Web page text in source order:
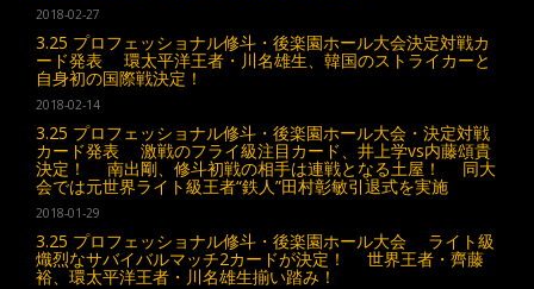
2018-02-27
3.25 プロフェッショナル修斗・後楽園ホール大会決定対戦カ
ード発表 環太平洋王者・川名雄生、韓国のストライカーと
自身初の国際戦決定！
2018-02-14
3.25 プロフェッショナル修斗・後楽園ホール大会・決定対戦
カード発表 激戦のフライ級注目カード、井上学vs内藤頌貴
決定！ 南出剛、修斗初戦の相手は連戦となる土屋！ 同大
会では元世界ライト級王者“鉄人”田村彰敏引退式を実施
2018-01-29
3.25 プロフェッショナル修斗・後楽園ホール大会 ライト級
熾烈なサバイバルマッチ2カードが決定！ 世界王者・齊藤
裕、環太平洋王者・川名雄生揃い踏み！